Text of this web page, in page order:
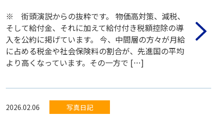
※ 街頭演説からの抜粋です。 物価高対策、減税、
そして給付金、それに加えて給付付き税額控除の導
入を公約に掲げています。 今、中間層の方々が月給
に占める税金や社会保険料の割合が、先進国の平均
より高くなっています。その一方で […]
2026.02.06 写真日記